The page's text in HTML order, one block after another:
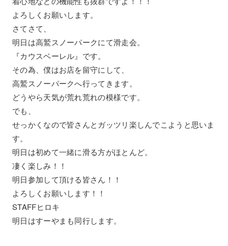
よろしくお願いします。
さてさて、
明日は高鷲スノーパークにて滑走会。
『カウスベーレル』です。
その為、僕はお店を留守にして、
高鷲スノーパークへ行ってきます。
どうやら天気が荒れ荒れの模様です。
でも、
せっかくなので皆さんとガッツリ楽しんでこようと思いま
す。
明日は初めて一緒に滑る方がほとんど。
凄く楽しみ！！
明日参加して頂ける皆さん！！
よろしくお願いします！！
STAFFヒロキ
明日はすーやまも同行します。